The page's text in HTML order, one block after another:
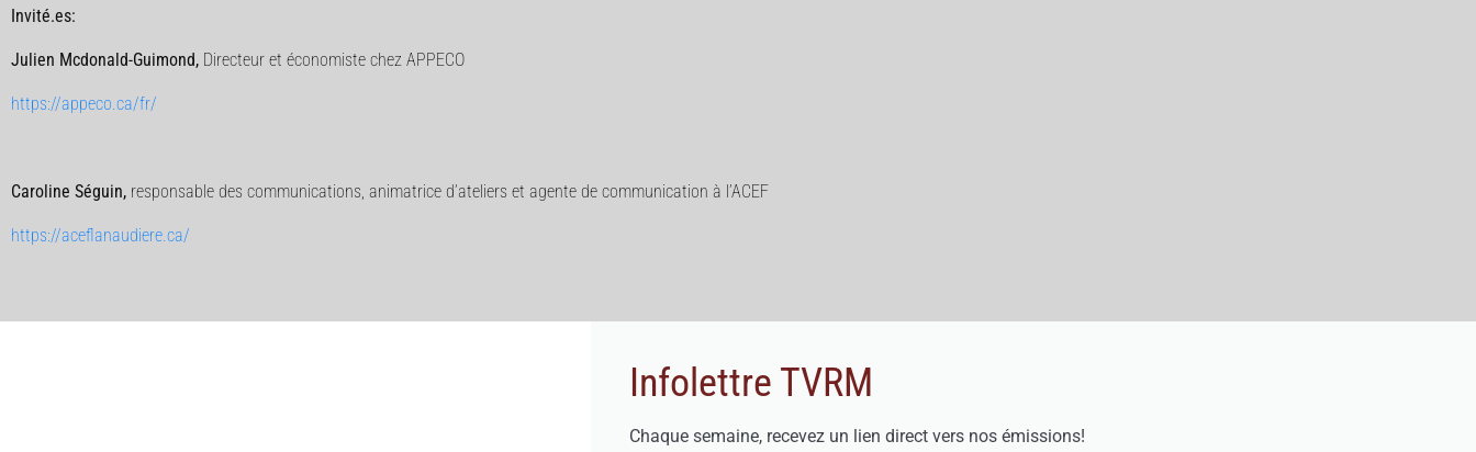
Invité.es:
Julien Mcdonald-Guimond, Directeur et économiste chez APPECO
https://appeco.ca/fr/
Caroline Séguin, responsable des communications, animatrice d’ateliers et agente de communication à l’ACEF
https://aceflanaudiere.ca/
Infolettre TVRM
Chaque semaine, recevez un lien direct vers nos émissions!